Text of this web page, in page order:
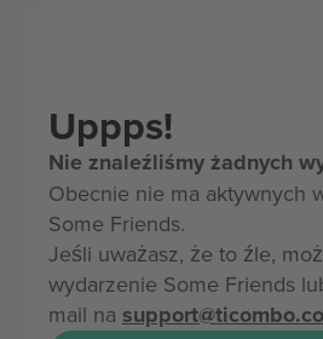
Uppps!
Nie znaleźliśmy żadnych
Obecnie nie ma aktywnych
Some Friends.
Jeśli uważasz, że to źle,
wydarzenie Some Friends
mail na